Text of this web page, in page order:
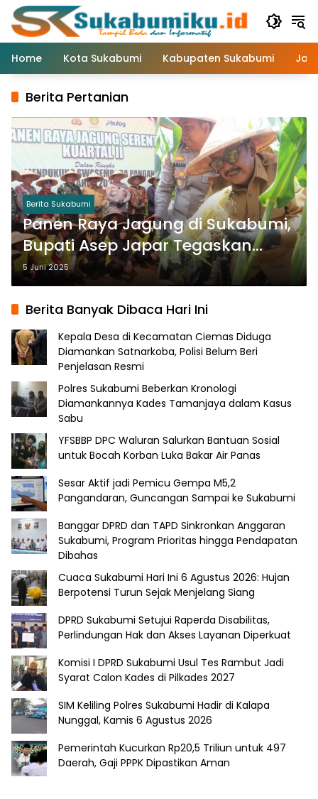
Langsung
konten
Home
Kota Sukabumi Kabupaten Sukabumi
Berita Pertanian
Berita Sukabumi
Panen Raya Jagung di Sukabumi,
Bupati Asep Japar Tegaskan
Komitmen Dukung Swasembada
Pangan
5 Juni 2025
Berita Banyak Dibaca Hari Ini
Kepala Desa di Kecamatan Ciemas Diduga
Diamankan Satnarkoba, Polisi Belum Beri
Penjelasan Resmi
Polres Sukabumi Beberkan Kronologi
Diamankannya Kades Tamanjaya dalam Kasus
Sabu
YFSBBP DPC Waluran Salurkan Bantuan Sosial
untuk Bocah Korban Luka Bakar Air Panas
Sesar Aktif jadi Pemicu Gempa M5,2
Pangandaran, Guncangan Sampai ke Sukabumi
Banggar DPRD dan TAPD Sinkronkan Anggaran
Sukabumi, Program Prioritas hingga Pendapatan
Dibahas
Cuaca Sukabumi Hari Ini 6 Agustus 2026: Hujan
Berpotensi Turun Sejak Menjelang Siang
DPRD Sukabumi Setujui Raperda Disabilitas,
Perlindungan Hak dan Akses Layanan Diperkuat
Komisi I DPRD Sukabumi Usul Tes Rambut Jadi
Syarat Calon Kades di Pilkades 2027
SIM Keliling Polres Sukabumi Hadir di Kalapa
Nunggal, Kamis 6 Agustus 2026
Pemerintah Kucurkan Rp20,5 Triliun untuk 497
Daerah, Gaji PPPK Dipastikan Aman